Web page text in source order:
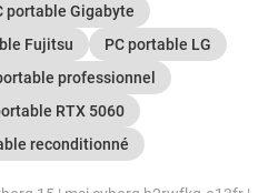
portable Gigabyte
Fujitsu
PC portable LG
professionnel
RTX 5060
reconditionné